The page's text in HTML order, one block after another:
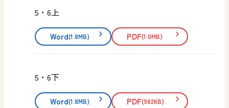
5・6上
Word(1.8MB) PDF(1.0MB)
5・6下
Word(1.8MB) PDF(982KB)